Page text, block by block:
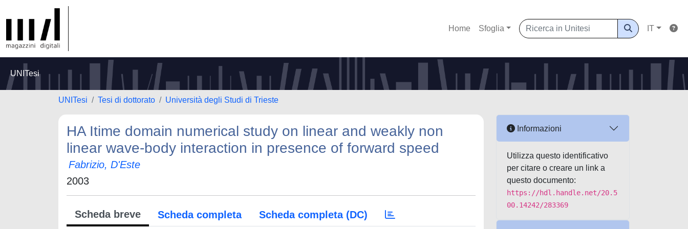
Home Sfoglia IT
UNITesi
UNITesi Tesi di dottorato Università degli Studi di Trieste
HA Itime domain numerical study on linear and weakly non
linear wave-body interaction in presence of forward speed
Fabrizio, D'Este
2003
Scheda breve Scheda completa Scheda completa (DC)
Informazioni
Utilizza questo identificativo
per citare o creare un link a
questo documento:
https://hdl.handle.net/20.5
00.14242/283369